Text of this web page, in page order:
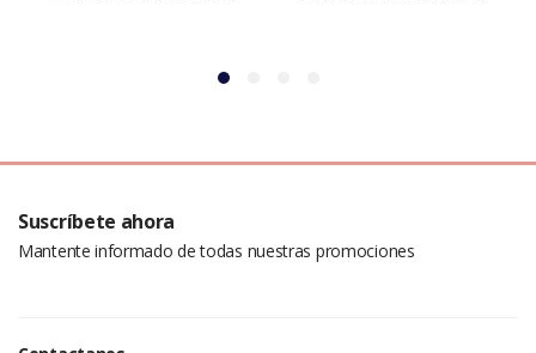
Suscríbete ahora
Mantente informado de todas nuestras promociones